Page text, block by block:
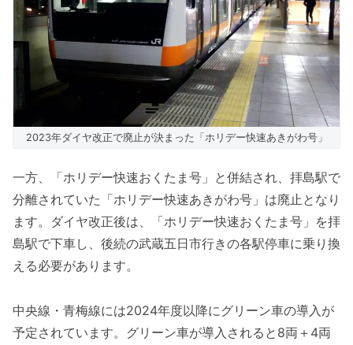
2023年ダイヤ改正で廃止が決まった「ホリデー快速あきがわ号」
一方、「ホリデー快速おくたま号」と併結され、拝島駅で
分離されていた「ホリデー快速あきがわ号」は廃止となり
ます。ダイヤ改正後は、「ホリデー快速おくたま号」を拝
島駅で下車し、後続の武蔵五日市行きの各駅停車に乗り換
える必要があります。
中央線・青梅線には2024年度以降にグリーン車の導入が
予定されています。グリーン車が導入されると8両＋4両